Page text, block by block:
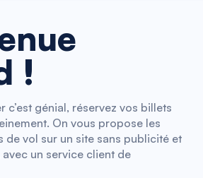
!
c’est génial, réservez vos billets
On vous propose les
de vol sur un site sans publicité et
un service client de